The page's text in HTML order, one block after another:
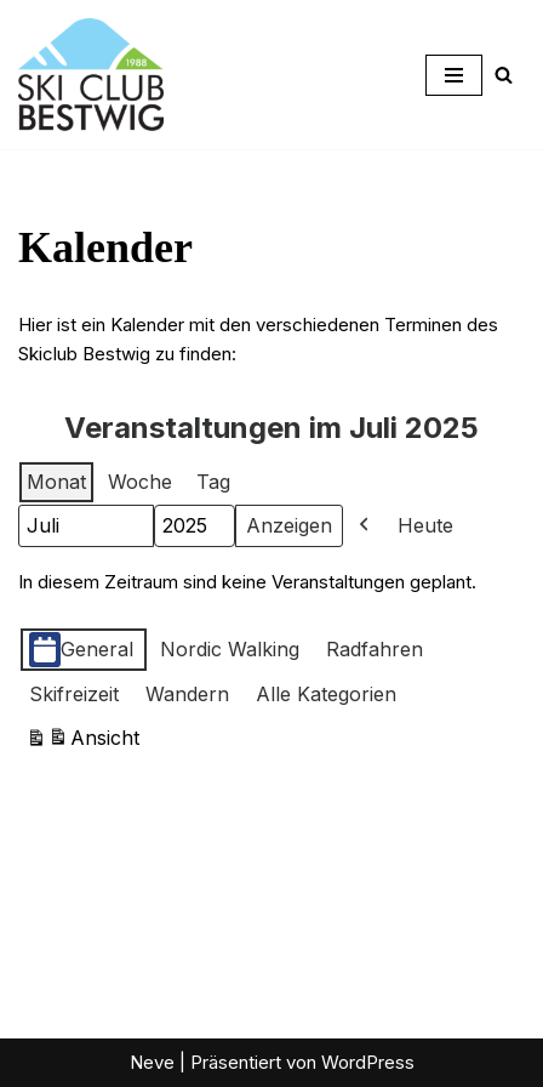
Zum
Inhalt
springen
Kalender
Hier ist ein Kalender mit den verschiedenen Terminen des
Skiclub Bestwig zu finden:
Veranstaltungen im Juli 2025
Monat Woche Tag
Monat
Jahr Zurück
Heute
In diesem Zeitraum sind keine Veranstaltungen geplant.
Kategorien
General Nordic Walking
Radfahren
Skifreizeit
Wandern
Alle Kategorien
Ansicht
ausdrucken
Neve | Präsentiert von WordPress